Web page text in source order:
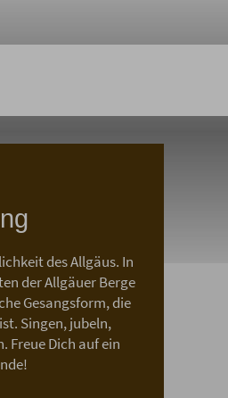
des Allgäus. In
der Allgäuer Berge
Gesangsform, die
Singen, jubeln,
Freue Dich auf ein